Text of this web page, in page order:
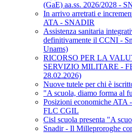
(GaE) aa.ss. 2026/2028 -
In arrivo arretrati e
ATA - SNADIR
Assistenza sanitaria
definitivamente il CCNI -
Unams)
RICORSO PER LA
SERVIZIO MILITARE -
28.02.2026)
Nuove tutele per chi è
"A scuola, diamo forma al
Posizioni economiche
FLC CGIL
Cisl scuola presenta "A
Snadir - Il Milleproroghe